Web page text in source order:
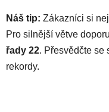
Náš tip: Zákazníci si
Pro silnější větve
řady 22. Přesvědčte se
rekordy.